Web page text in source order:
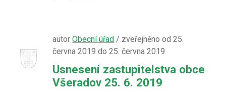
autorObecní úřad / zveřejněno od 25.
června 2019 do 25. června 2019
Usnesení zastupitelstva obce
Všeradov 25. 6. 2019